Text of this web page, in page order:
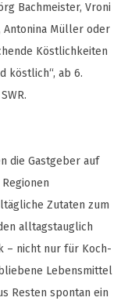
Bachmeister, Vroni
Antonina Müller oder
Köstlichkeiten
köstlich“, ab 6.
die Gastgeber auf
Zutaten zum
alltagstauglich
– nicht nur für Koch-
Lebensmittel
Resten spontan ein